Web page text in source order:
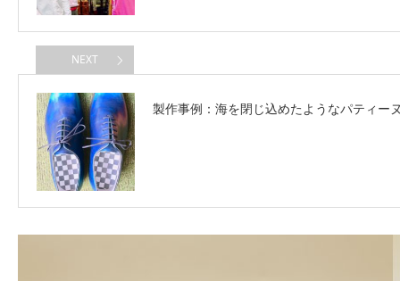
NEXT
製作事例：海を閉じ込めたようなパティー